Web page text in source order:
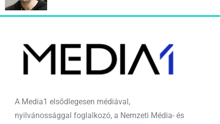
A Media1 elsődlegesen médiával,
nyilvánossággal foglalkozó, a Nemzeti Média- és